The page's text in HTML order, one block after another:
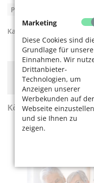
Marketing
Diese Cookies sind
Grundlage für unsere
Einnahmen. Wir
Drittanbieter-
Technologien, um
Anzeigen unserer
Werbekunden auf der
Webseite einzustellen
und sie Ihnen zu
zeigen.
Parks in Köln
Kategorien:
Hier könnte Werbung
finanzieren. Bitte
KölnerLeben Sommer